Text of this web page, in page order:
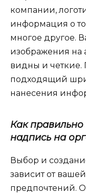
компании,
информация о
многое другое.
изображения на
видны и четкие.
подходящий
нанесения
Как правильно
надпись на
Выбор и
зависит от
предпочтений.